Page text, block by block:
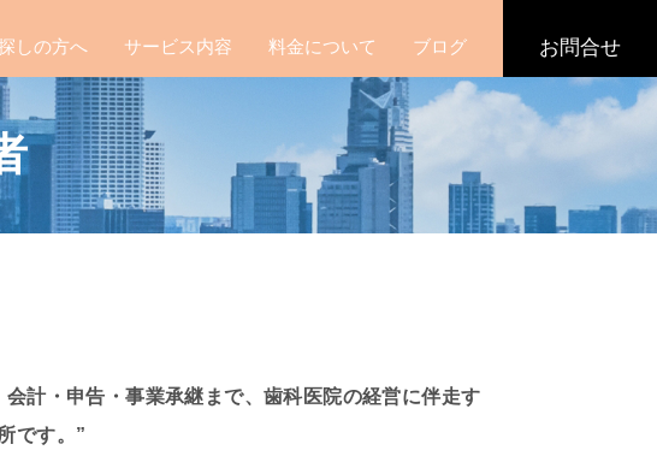
しの方へ サービス内容 料金について ブログ お問合せ
会計・申告・事業承継まで、歯科医院の経営に伴走す
です。”